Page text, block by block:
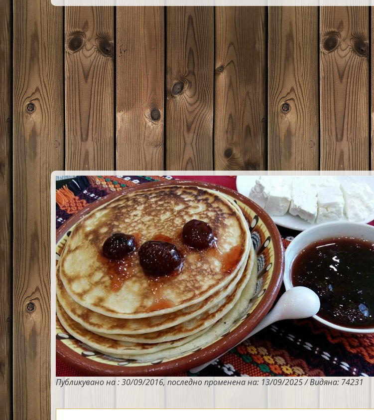
Публикувано на : 30/09/2016, последно променена на: 13/09/2025 / Видяна: 74231